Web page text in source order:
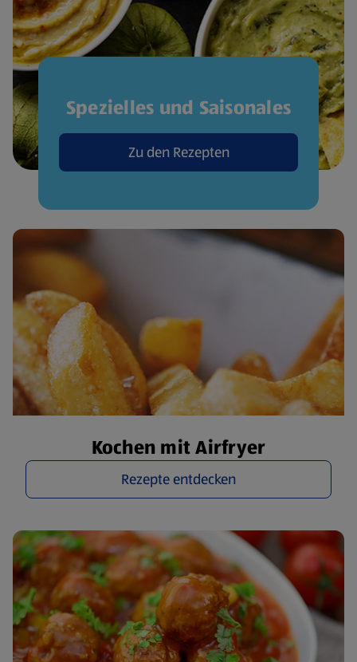
Spezielles und Saisonales
Zu den Rezepten
Kochen mit Airfryer
Rezepte entdecken